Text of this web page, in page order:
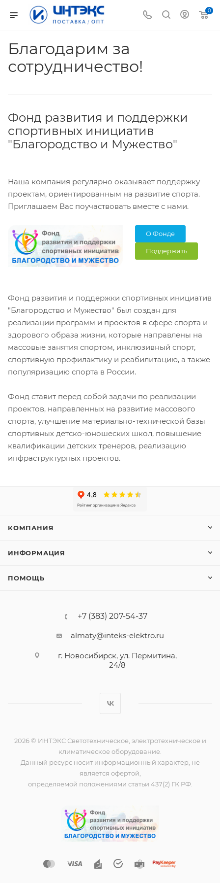
0
Благодарим за
сотрудничество!
Фонд развития и поддержки
спортивных инициатив
"Благородство и Мужество"
Наша компания регулярно оказывает поддержку
проектам, ориентированным на развитие спорта.
Приглашаем Вас поучаствовать вместе с нами.
О Фонде
Поддержать
Фонд развития и поддержки спортивных инициатив
"Благородство и Мужество" был создан для
реализации программ и проектов в сфере спорта и
здорового образа жизни, которые направлены на
массовые занятия спортом, инклюзивный спорт,
спортивную профилактику и реабилитацию, а также
популяризацию спорта в России.
Фонд ставит перед собой задачи по реализации
проектов, направленных на развитие массового
спорта, улучшение материально-технической базы
спортивных детско-юношеских школ, повышение
квалификации детских тренеров, реализацию
инфраструктурных проектов.
КОМПАНИЯ
ИНФОРМАЦИЯ
ПОМОЩЬ
+7 (383) 207-54-37
almaty@inteks-elektro.ru
г. Новосибирск, ул. Пермитина,
24/8
2026 © ИНТЭКС Светотехническое, электротехническое и
климатическое оборудование.
Данный ресурс носит информационный характер, не
является офертой,
определяемой положениями статьи 437(2) ГК РФ.